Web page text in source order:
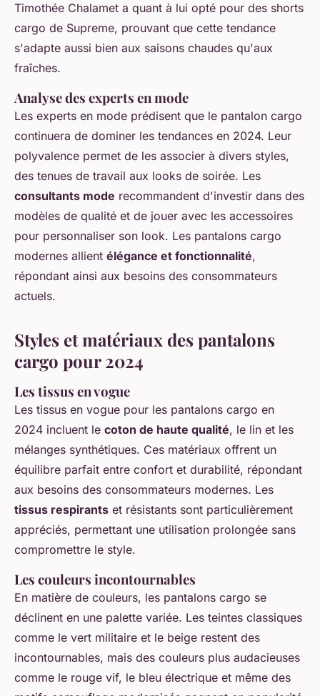
Timothée Chalamet a quant à lui opté pour des shorts
cargo de Supreme, prouvant que cette tendance
s'adapte aussi bien aux saisons chaudes qu'aux
fraîches.
Analyse des experts en mode
Les experts en mode prédisent que le pantalon cargo
continuera de dominer les tendances en 2024. Leur
polyvalence permet de les associer à divers styles,
des tenues de travail aux looks de soirée. Les
consultants mode recommandent d'investir dans des
modèles de qualité et de jouer avec les accessoires
pour personnaliser son look. Les pantalons cargo
modernes allient élégance et fonctionnalité,
répondant ainsi aux besoins des consommateurs
actuels.
Styles et matériaux des pantalons
cargo pour 2024
Les tissus en vogue
Les tissus en vogue pour les pantalons cargo en
2024 incluent le coton de haute qualité, le lin et les
mélanges synthétiques. Ces matériaux offrent un
équilibre parfait entre confort et durabilité, répondant
aux besoins des consommateurs modernes. Les
tissus respirants et résistants sont particulièrement
appréciés, permettant une utilisation prolongée sans
compromettre le style.
Les couleurs incontournables
En matière de couleurs, les pantalons cargo se
déclinent en une palette variée. Les teintes classiques
comme le vert militaire et le beige restent des
incontournables, mais des couleurs plus audacieuses
comme le rouge vif, le bleu électrique et même des